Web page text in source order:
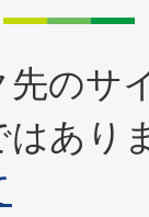
のサ
あり